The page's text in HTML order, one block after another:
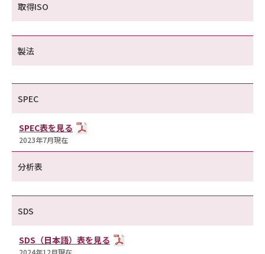
取得ISO
製法
SPEC
SPEC表を見る
2023年7月現在
分析表
SDS
SDS（日本語）表を見る